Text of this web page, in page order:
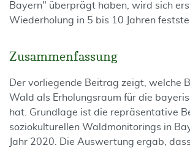
Bayern" überprägt haben, wird sich
Wiederholung in 5 bis 10 Jahren
Zusammenfassung
Der vorliegende Beitrag zeigt, welche
Wald als Erholungsraum für die
hat. Grundlage ist die repräsentative
soziokulturellen Waldmonitorings in
Jahr 2020. Die Auswertung ergab,